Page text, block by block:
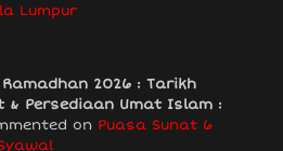
Lumpur
2026 : Tarikh
& Persediaan Umat Islam :
on Puasa Sunat 6